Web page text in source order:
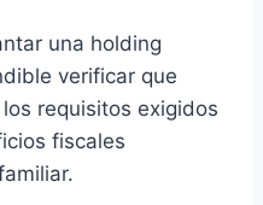
una holding
verificar que
requisitos exigidos
fiscales